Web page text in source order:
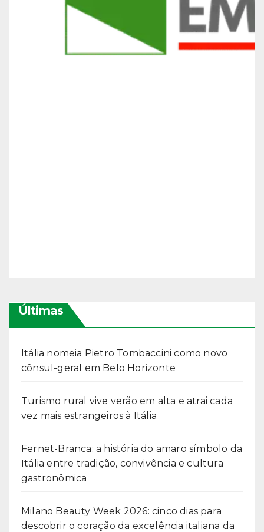
Últimas
Itália nomeia Pietro Tombaccini como novo
cônsul-geral em Belo Horizonte
Turismo rural vive verão em alta e atrai cada
vez mais estrangeiros à Itália
Fernet-Branca: a história do amaro símbolo da
Itália entre tradição, convivência e cultura
gastronômica
Milano Beauty Week 2026: cinco dias para
descobrir o coração da excelência italiana da